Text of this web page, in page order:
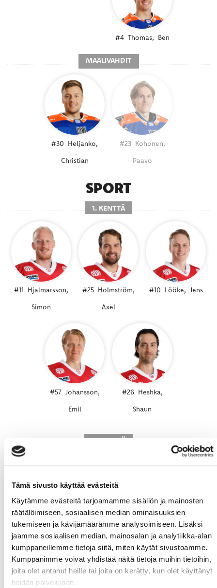
Tämä sivusto käyttää evästeitä
Käytämme evästeitä tarjoamamme sisällön ja mainosten
räätälöimiseen, sosiaalisen median ominaisuuksien
tukemiseen ja kävijämäärämme analysoimiseen. Lisäksi
jaamme sosiaalisen median, mainosalan ja analytiikka-alan
kumppaneillemme tietoja siitä, miten käytät sivustoamme.
Kumppanimme voivat yhdistää näitä tietoja muihin tietoihin,
joita olet antanut heille tai joita on kerätty, kun olet käyttänyt
heidän palvelujaan.
#4 Thomas, Ben
MAALIVAHDIT
#30 Heljanko,
Christian
#23 Kohonen,
Paavo
SPORT
1. KENTTÄ
#11 Hjalmarsson,
Simon
#25 Holmström,
Axel
#10 Lööke, Jens
#57 Johansson,
Emil
#26 Heshka,
Shaun
2. KENTTÄ
#18 Eriksson,
Henrik
#17 Stålberg,
Sebastian
#91 Keränen,
Janne